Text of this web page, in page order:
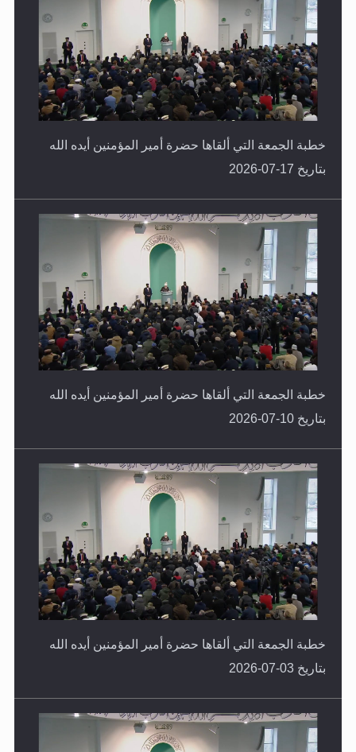
خطبة الجمعة التي ألقاها حضرة أمير المؤمنين أيده الله
بتاريخ 17-07-2026
خطبة الجمعة التي ألقاها حضرة أمير المؤمنين أيده الله
بتاريخ 10-07-2026
خطبة الجمعة التي ألقاها حضرة أمير المؤمنين أيده الله
بتاريخ 03-07-2026